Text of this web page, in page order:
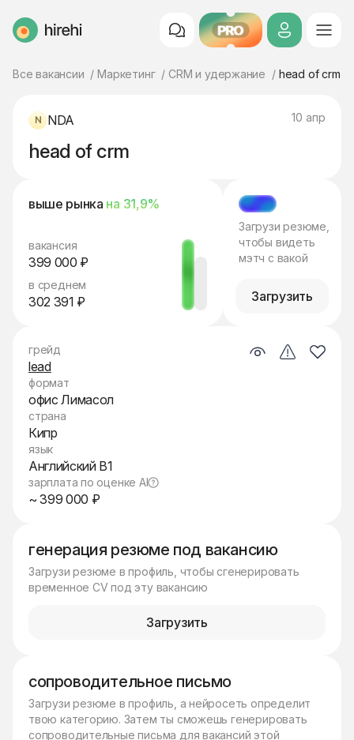
HireHi PRO
Все вакансии Маркетинг CRM и удержание head of crm
NDA 10 апр
head of crm
выше рынка на 31,9%
вакансия
399 000 ₽
в среднем
302 391 ₽
МЭТЧ
Загрузи резюме,
чтобы видеть
мэтч с вакой
Загрузить
генерация резюме под вакансию
Загрузи резюме в профиль, чтобы сгенерировать
временное CV под эту вакансию
Загрузить
сопроводительное письмо
Загрузи резюме в профиль, а нейросеть определит
твою категорию. Затем ты сможешь генерировать
сопроводительные письма для вакансий этой
грейд
lead
формат
офис Лимасол
страна
Кипр
язык
Английский B1
зарплата по оценке AI
~ 399 000 ₽